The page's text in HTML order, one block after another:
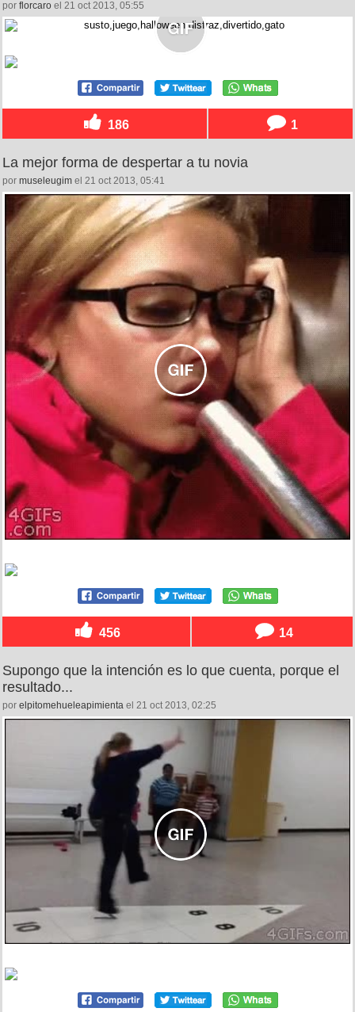
por florcaro el 21 oct 2013, 05:55
186 1
La mejor forma de despertar a tu novia
por museleugim el 21 oct 2013, 05:41
456 14
Supongo que la intención es lo que cuenta, porque el
resultado...
por elpitomehueleapimienta el 21 oct 2013, 02:25